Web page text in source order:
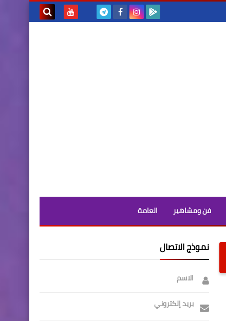
فن ومشاهير العامة
نموذج الاتصال
الاسم
بريد إلكتروني